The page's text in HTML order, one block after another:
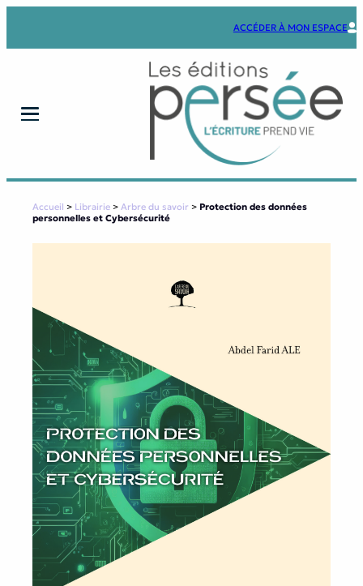
ACCÉDER À MON ESPACE
Accueil > Librairie > Arbre du savoir > Protection des données
personnelles et Cybersécurité